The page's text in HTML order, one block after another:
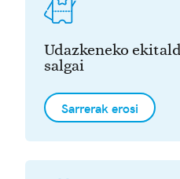
Udazkeneko
salgai
Sarrerak erosi